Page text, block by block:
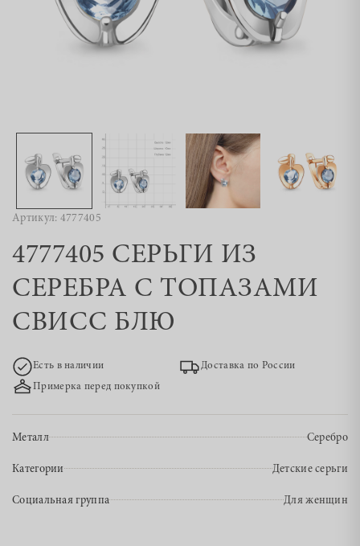
Артикул: 4777405
4777405 СЕРЬГИ ИЗ
СЕРЕБРА С ТОПАЗАМИ
СВИСС БЛЮ
Есть в наличии
Доставка по России
Примерка перед покупкой
Металл Серебро
Категории Детские серьги
Социальная группа Для женщин